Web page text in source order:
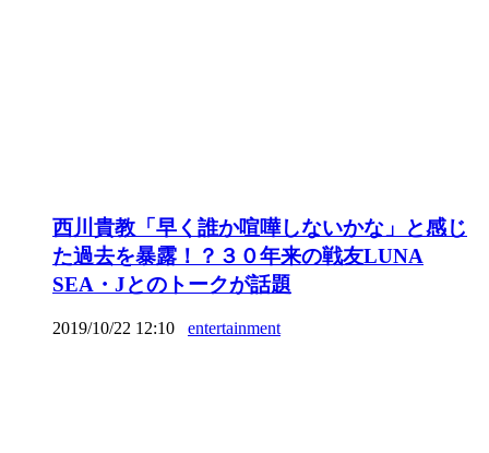
西川貴教「早く誰か喧嘩しないかな」と感じ
た過去を暴露！？３０年来の戦友LUNA
SEA・Jとのトークが話題
2019/10/22 12:10 entertainment